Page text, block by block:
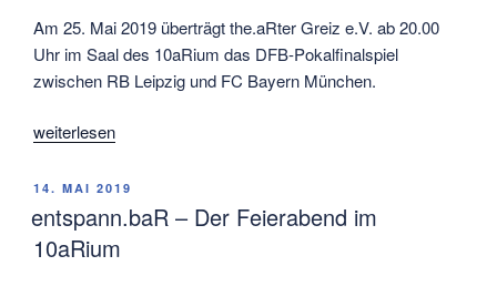
Am 25. Mai 2019 überträgt the.aRter Greiz e.V. ab 20.00
Uhr im Saal des 10aRium das DFB-Pokalfinalspiel
zwischen RB Leipzig und FC Bayern München.
„sport.baR
Das
DFB-
Pokalspiel
im
weiterlesen
VERÖFFENTLICHT
14. MAI 2019
entspann.baR – Der Feierabend im
10aRium